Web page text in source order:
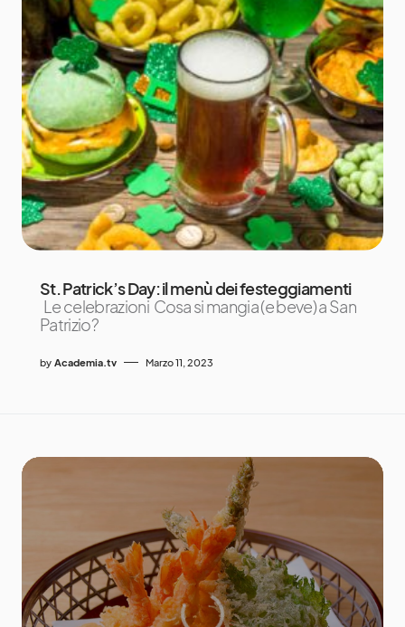
St. Patrick’s Day: il menù dei festeggiamenti
Le celebrazioni Cosa si mangia (e beve) a San
Patrizio?
by Academia.tv Marzo 11, 2023